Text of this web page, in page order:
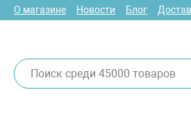
О магазине Новости Блог